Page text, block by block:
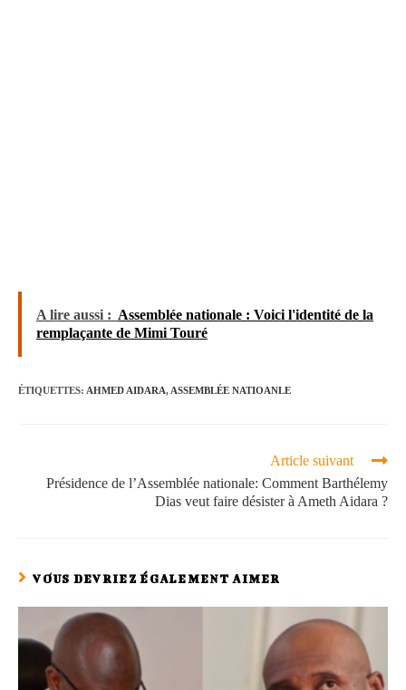
A lire aussi : Assemblée nationale : Voici l'identité de la
remplaçante de Mimi Touré
ÉTIQUETTES: AHMED AIDARA, ASSEMBLÉE NATIOANLE
Article suivant
Présidence de l’Assemblée nationale: Comment Barthélemy
Dias veut faire désister à Ameth Aidara ?
VOUS DEVRIEZ ÉGALEMENT AIMER